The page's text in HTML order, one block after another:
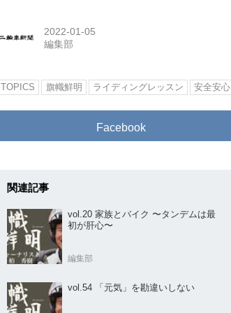
2022-01-05
編集部
TOPICS 旗幟鮮明 ライディングレッスン 安全安心
Facebook
関連記事
vol.20 家族とバイク 〜タンデムは最
初が肝心〜
編集部
vol.54 「元気」を勘違いしない